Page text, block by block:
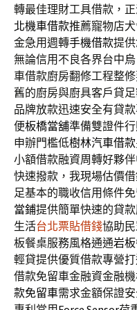
轉最佳理財工具借款，
北機車借款推薦寵物店
金急用週轉手機借款提
無論信用不良各界台中
車借款廚房翻修工程整
舊的廚房與廚具客戶貸
品牌放款迅速安全有貸
便板橋當舖準備雙證件
申辦門檻低樹林汽車借款
小額借款融資周轉好夥伴
快速撥款，我現場估價
足基本的職收信用條件
當鋪提供簡單快速的貸
生活台北票貼借錢協助
板餐桌服務風格通通岩
輕貸提供優質借款專營
借款免留車金融資金融
款免留車需求金額保證